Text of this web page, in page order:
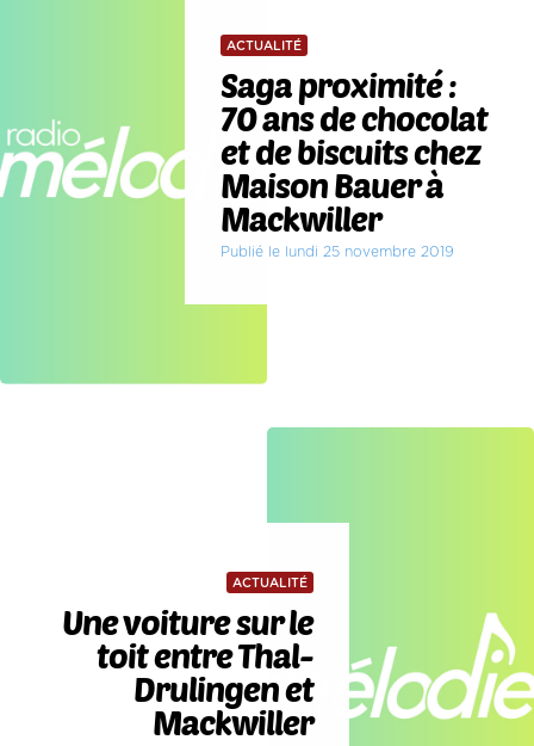
ACTUALITÉ
Saga proximité :
70 ans de chocolat
et de biscuits chez
Maison Bauer à
Mackwiller
Publié le lundi 25 novembre 2019
ACTUALITÉ
Une voiture sur le
toit entre Thal-
Drulingen et
Mackwiller